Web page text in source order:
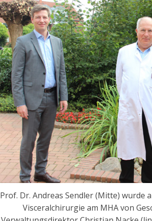
Prof. Dr. Andreas Sendler (Mitte) wurde
Visceralchirurgie am MHA von